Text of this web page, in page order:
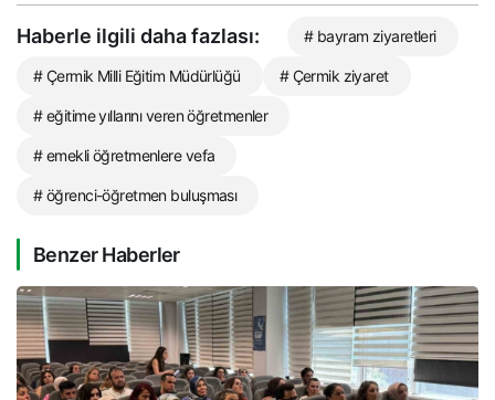
Haberle ilgili daha fazlası: # bayram ziyaretleri
# Çermik Milli Eğitim Müdürlüğü # Çermik ziyaret
# eğitime yıllarını veren öğretmenler
# emekli öğretmenlere vefa
# öğrenci-öğretmen buluşması
Benzer Haberler